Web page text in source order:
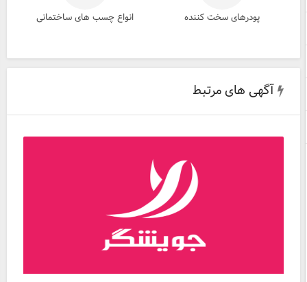
پودرهای سخت کننده انواع چسب های ساختمانی
آگهی های مرتبط